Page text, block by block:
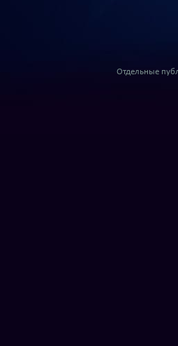
Отдельные